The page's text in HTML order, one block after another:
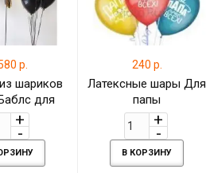
р.
шариков
для
золотыми
и шарами
240 р.
Латексные шары Для
папы
В КОРЗИНУ